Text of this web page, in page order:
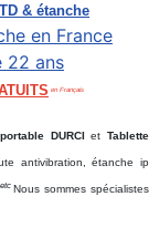
& étanche
en Français
DURCIet Tablette
antivibration, étanche ip
Nous sommes spécialistes